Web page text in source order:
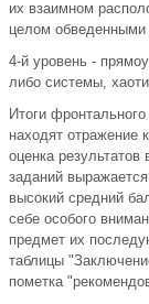
их вза­имном
целом
4-й уровень -
ли­бо системы,
Итоги
находят отражение
оценка
заданий
высокий средний
себе особого
предмет их
таблицы
пометка